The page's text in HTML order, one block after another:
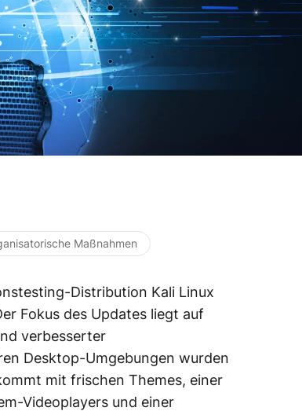
Maßnahmen
Distribution Kali Linux
Fokus des Updates liegt auf
verbesserter
Desktop-Umgebungen wurden
mit frischen Themes, einer
Videoplayers und einer